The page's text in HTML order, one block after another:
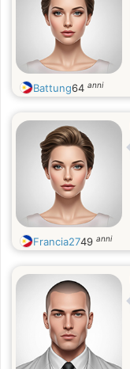
Battung64 anni
Francia2749 anni